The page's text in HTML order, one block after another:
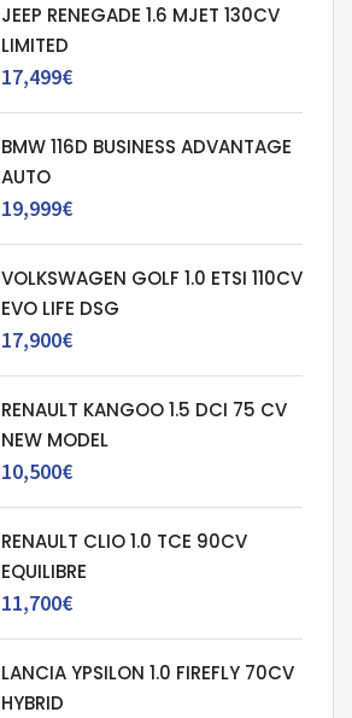
JEEP RENEGADE 1.6 MJET 130CV
LIMITED
17,499€
BMW 116D BUSINESS ADVANTAGE
AUTO
19,999€
VOLKSWAGEN GOLF 1.0 ETSI 110CV
EVO LIFE DSG
17,900€
RENAULT KANGOO 1.5 DCI 75 CV
NEW MODEL
10,500€
RENAULT CLIO 1.0 TCE 90CV
EQUILIBRE
11,700€
LANCIA YPSILON 1.0 FIREFLY 70CV
HYBRID